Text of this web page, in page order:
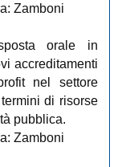
Zamboni
orale in
accreditamenti
nel settore
di risorse
pubblica.
Zamboni